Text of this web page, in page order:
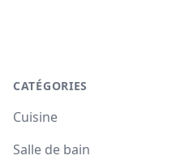
CATÉGORIES
Cuisine
Salle de bain